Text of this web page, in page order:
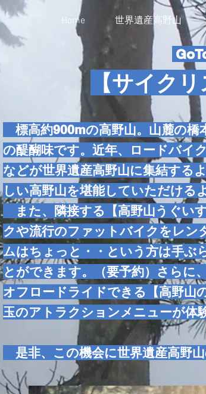
Home 世界遺産高野山
【サイク
標高約900mの高野山。山麓の橋
の醍醐味です。近年、ロードバイ
などが世界遺産高野山に集結する
しい高野山を堪能していただける
また、隣接する【高野山うぐい
クや流行のファットバイクをレン
ムはちょっと・・という方は手ぶ
とができます。（要予約）さらに
オフロードライドできる【高野山
玉のアトラクションメニューが体
是非、この機会に世界遺産高野